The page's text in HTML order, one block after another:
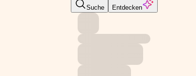
Suche Entdecken